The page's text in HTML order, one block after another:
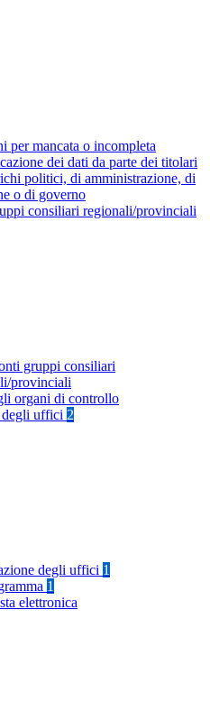
per mancata o incompleta
dei dati da parte dei titolari
politici, di amministrazione, di
o di governo
consiliari regionali/provinciali
gruppi consiliari
provinciali
organi di controllo
uffici 2
degli uffici 1
1
elettronica